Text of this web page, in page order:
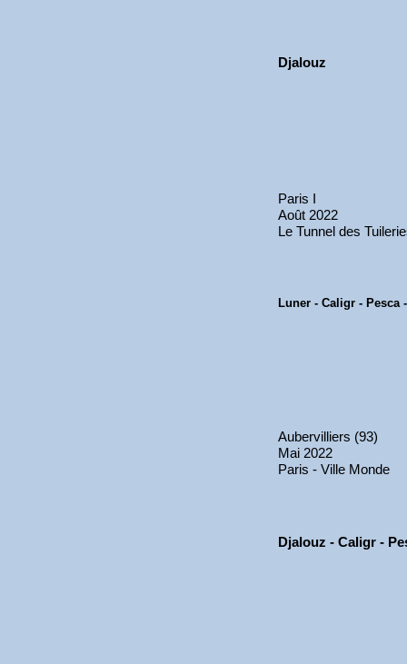
Djalouz
Paris I
Août 2022
Le Tunnel des
Luner - Caligr - Pesca
Aubervilliers (93)
Mai 2022
Paris - Ville Monde
Djalouz - Caligr -